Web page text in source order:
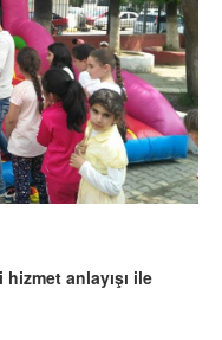
anlayışı ile